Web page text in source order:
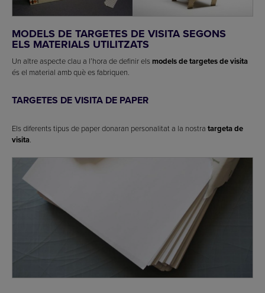
MODELS DE TARGETES DE VISITASEGONS
ELS MATERIALS UTILITZATS
Un altre aspecte clau a l’hora de definir els models de targetes de visita
és el material amb què es fabriquen.
TARGETES DE VISITA DE PAPER
Els diferents tipus de paper donaran personalitat a la nostra targeta de
visita.